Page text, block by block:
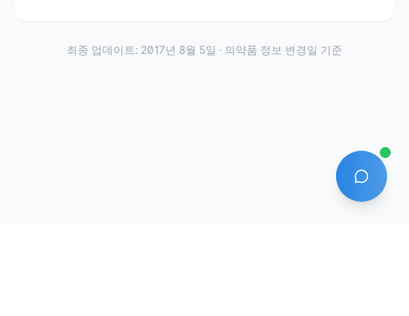
AI 에이
최종 업데이트: 2017년 8월 5일 · 의약품 정보 변경일 기준